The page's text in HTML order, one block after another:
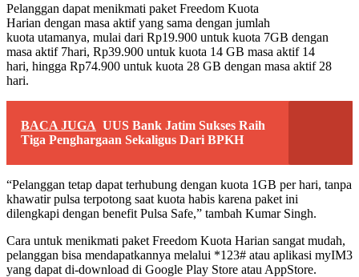
Pelanggan dapat menikmati paket Freedom Kuota
Harian dengan masa aktif yang sama dengan jumlah
kuota utamanya, mulai dari Rp19.900 untuk kuota 7GB dengan
masa aktif 7hari, Rp39.900 untuk kuota 14 GB masa aktif 14
hari, hingga Rp74.900 untuk kuota 28 GB dengan masa aktif 28
hari.
BACA JUGA UUS Bank Jatim Sukses Raih
Tiga Penghargaan Sekaligus Dari BPKH
“Pelanggan tetap dapat terhubung dengan kuota 1GB per hari, tanpa
khawatir pulsa terpotong saat kuota habis karena paket ini
dilengkapi dengan benefit Pulsa Safe,” tambah Kumar Singh.
Cara untuk menikmati paket Freedom Kuota Harian sangat mudah,
pelanggan bisa mendapatkannya melalui *123# atau aplikasi myIM3
yang dapat di-download di Google Play Store atau AppStore.